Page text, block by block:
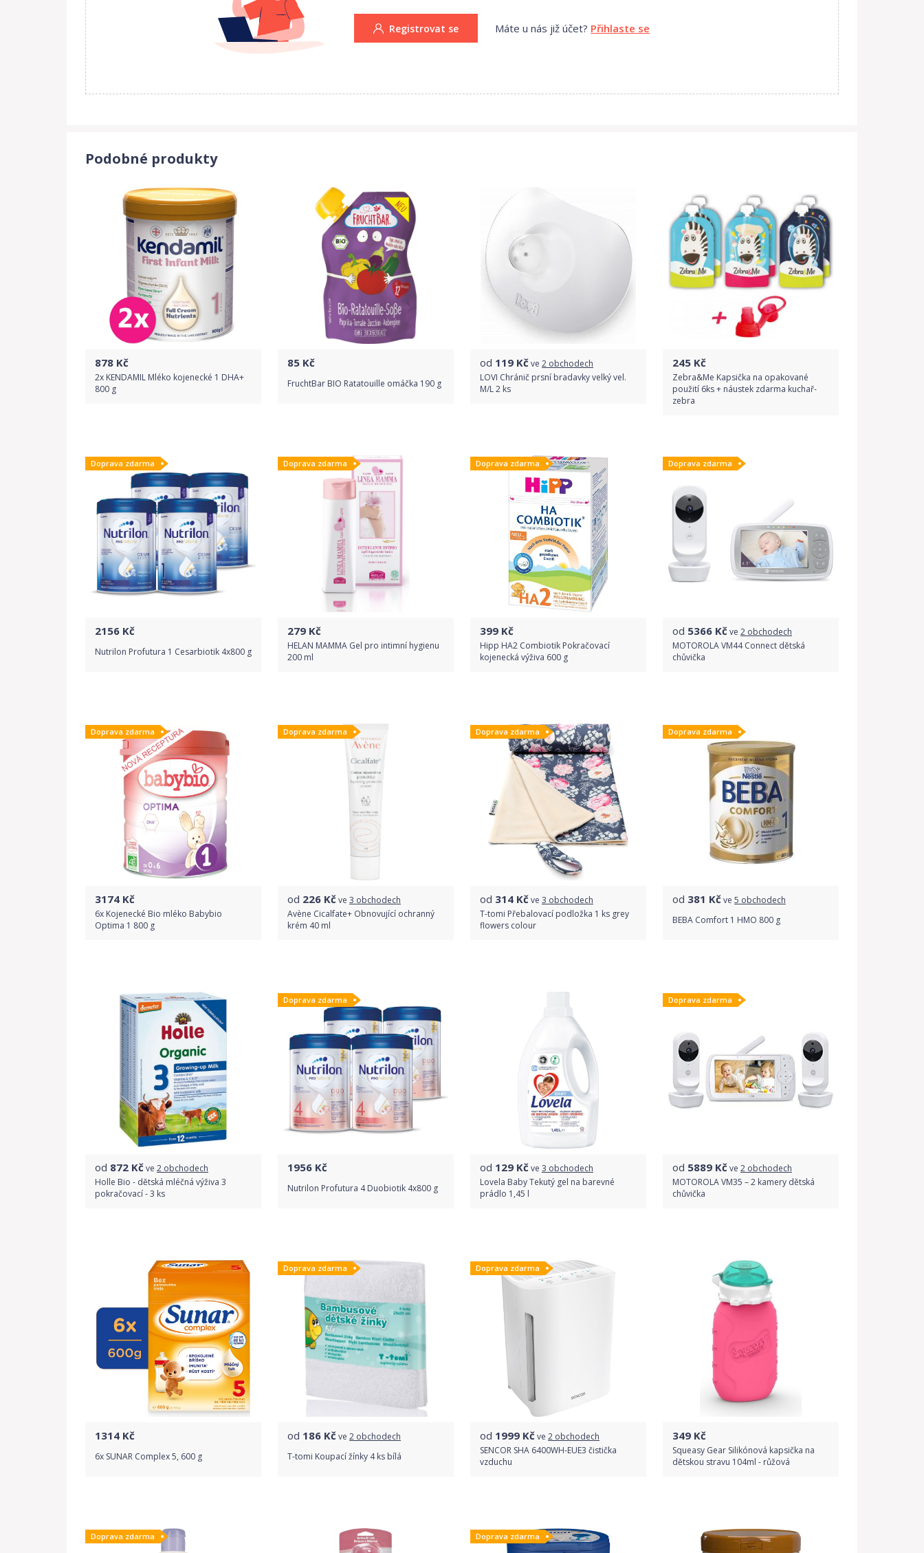
Registrovat se Máte u nás již účet? Přihlaste se
Podobné produkty
878 Kč
2x KENDAMIL Mléko kojenecké 1 DHA+
800 g
Detail produktu
85 Kč
FruchtBar BIO Ratatouille omáčka 190 g
Detail produktu
od 119 Kčve 2 obchodech
LOVI Chránič prsní bradavky velký vel.
M/L 2 ks
245 Kč
Zebra&Me Kapsička na opakované
použití 6ks + náustek zdarma kuchař-
zebra
Doprava zdarma
2156 Kč
Nutrilon Profutura 1 Cesarbiotik 4x800 g
Detail produktu
Doprava zdarma
279 Kč
HELAN MAMMA Gel pro intimní hygienu
200 ml
Detail produktu
Doprava zdarma
399 Kč
Hipp HA2 Combiotik Pokračovací
kojenecká výživa 600 g
Detail produktu
Doprava zdarma
od 5366 Kčve 2 obchodech
MOTOROLA VM44 Connect dětská
chůvička
Doprava zdarma
3174 Kč
6x Kojenecké Bio mléko Babybio
Optima 1 800 g
Detail produktu
Doprava zdarma
od 226 Kčve 3 obchodech
Avène Cicalfate+ Obnovující ochranný
krém 40 ml
Doprava zdarma
od 314 Kčve 3 obchodech
T-tomi Přebalovací podložka 1 ks grey
flowers colour
Doprava zdarma
od 381 Kčve 5 obchodech
BEBA Comfort 1 HMO 800 g
od 872 Kčve 2 obchodech
Holle Bio - dětská mléčná výživa 3
pokračovací - 3 ks
Doprava zdarma
1956 Kč
Nutrilon Profutura 4 Duobiotik 4x800 g
Detail produktu
od 129 Kčve 3 obchodech
Lovela Baby Tekutý gel na barevné
prádlo 1,45 l
Doprava zdarma
od 5889 Kčve 2 obchodech
MOTOROLA VM35 – 2 kamery dětská
chůvička
1314 Kč
6x SUNAR Complex 5, 600 g
Detail produktu
Doprava zdarma
od 186 Kčve 2 obchodech
T-tomi Koupací žínky 4 ks bílá
Doprava zdarma
od 1999 Kčve 2 obchodech
SENCOR SHA 6400WH-EUE3 čistička
vzduchu
349 Kč
Squeasy Gear Silikónová kapsička na
dětskou stravu 104ml - růžová
Detail produktu
Doprava zdarma Doprava zdarma